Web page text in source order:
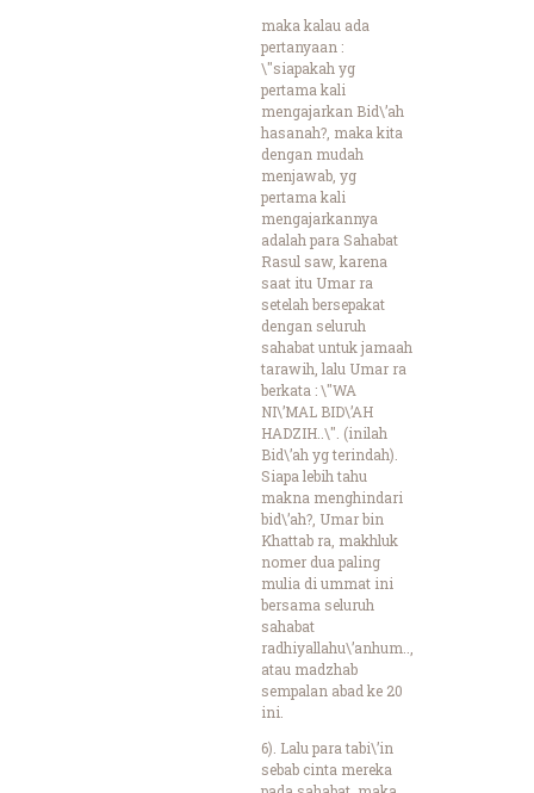
maka kalau ada
pertanyaan :
\"siapakah yg
pertama kali
mengajarkan Bid\’ah
hasanah?, maka kita
dengan mudah
menjawab, yg
pertama kali
mengajarkannya
adalah para Sahabat
Rasul saw, karena
saat itu Umar ra
setelah bersepakat
dengan seluruh
sahabat untuk jamaah
tarawih, lalu Umar ra
berkata : \"WA
NI\’MAL BID\’AH
HADZIH..\". (inilah
Bid\’ah yg terindah).
Siapa lebih tahu
makna menghindari
bid\’ah?, Umar bin
Khattab ra, makhluk
nomer dua paling
mulia di ummat ini
bersama seluruh
sahabat
radhiyallahu\’anhum..,
atau madzhab
sempalan abad ke 20
ini.
6). Lalu para tabi\’in
sebab cinta mereka